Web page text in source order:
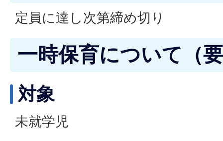
定員に達し次第締め切り
一時保育について（
対象
未就学児